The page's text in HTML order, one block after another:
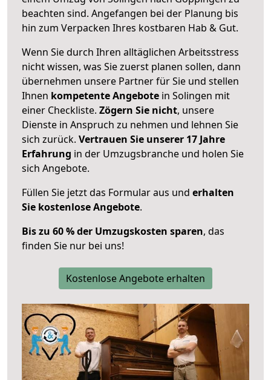
beachten sind. Angefangen bei der Planung bis
hin zum Verpacken Ihres kostbaren Hab & Gut.
Wenn Sie durch Ihren alltäglichen Arbeitsstress
nicht wissen, was Sie zuerst planen sollen, dann
übernehmen unsere Partner für Sie und stellen
Ihnen kompetente Angebote in Solingen mit
einer Checkliste. Zögern Sie nicht, unsere
Dienste in Anspruch zu nehmen und lehnen Sie
sich zurück. Vertrauen Sie unserer 17 Jahre
Erfahrung in der Umzugsbranche und holen Sie
sich Angebote.
Füllen Sie jetzt das Formular aus und erhalten
Sie kostenlose Angebote.
Bis zu 60 % der Umzugskosten sparen, das
finden Sie nur bei uns!
Kostenlose Angebote erhalten